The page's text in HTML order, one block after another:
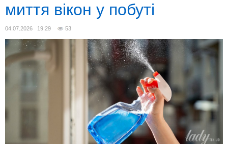
миття вікон у побуті
04.07.2026 19:29 53